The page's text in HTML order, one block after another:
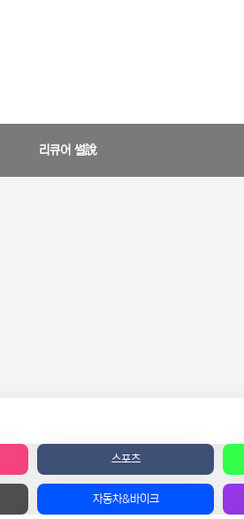
리큐어 썰說
스포츠
자동차&바이크